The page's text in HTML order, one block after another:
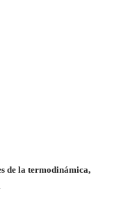
de la termodinámica,
.